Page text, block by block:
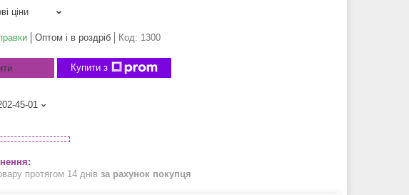
ціни
Оптом і в роздріб Код: 1300
Купити з
45-01
протягом 14 днів за рахунок покупця